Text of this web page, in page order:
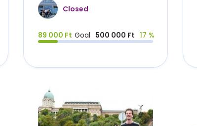
Closed
89 000 Ft Goal 500 000 Ft 17 %